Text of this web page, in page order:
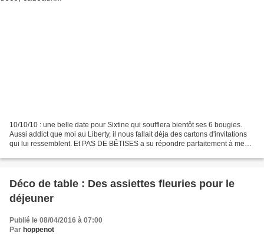
10/10/10 : une belle date pour Sixtine qui soufflera bientôt ses 6 bougies.
Aussi addict que moi au Liberty, il nous fallait déja des cartons d'invitations
qui lui ressemblent. Et PAS DE BÊTISES a su répondre parfaitement à mes
Déco de table : Des assiettes fleuries pour le
déjeuner
Publié le 08/04/2016 à 07:00
Par hoppenot